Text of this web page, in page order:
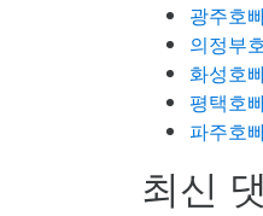
광주호
의정부
화성호
평택호
파주호
최신